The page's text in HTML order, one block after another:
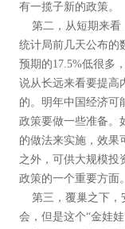
有一揽子新的政策。
第二，从短期来看
统计局前几天公布的
预期的17.5%低很多
说从长远来看要提高
的。明年中国经济可
政策要做一些准备。
的做法来实施，效果
之外，可供大规模投
政策的一个重要方面。
第三，覆巢之下，
会，但是这个“金娃